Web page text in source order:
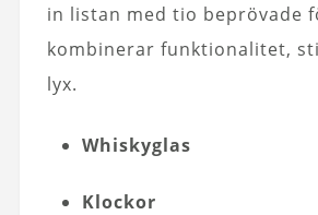
in listan med tio beprövade
kombinerar funktionalitet,
lyx.
Whiskyglas
Klockor